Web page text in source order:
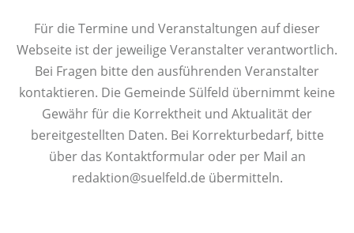
Für die Termine und Veranstaltungen auf dieser
Webseite ist der jeweilige Veranstalter verantwortlich.
Bei Fragen bitte den ausführenden Veranstalter
kontaktieren. Die Gemeinde Sülfeld übernimmt keine
Gewähr für die Korrektheit und Aktualität der
bereitgestellten Daten. Bei Korrekturbedarf, bitte
über das Kontaktformular oder per Mail an
redaktion@suelfeld.de übermitteln.